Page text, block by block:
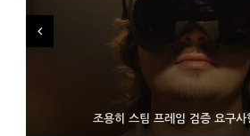
조용히 스팀 프레임 검증 요구사
9월 4일부터 서비스 접는 안드로이드 장
보인 삼성전자